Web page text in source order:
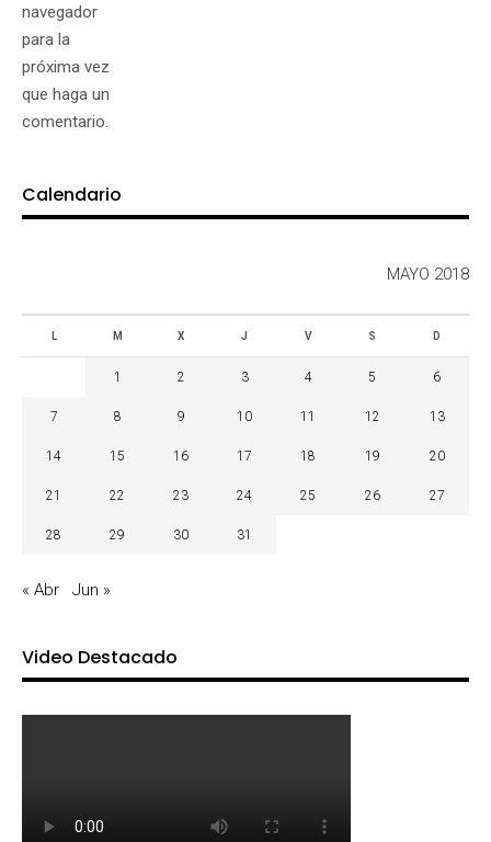
navegador
para la
próxima vez
que haga un
comentario.
Calendario
MAYO 2018
L M X J V S D
1 2 3 4 5 6
7 8 9 10 11 12 13
14 15 16 17 18 19 20
21 22 23 24 25 26 27
28 29 30 31
« Abr Jun »
Video Destacado